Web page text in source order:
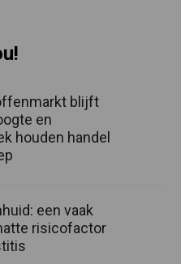
blijft
en
houden handel
een vaak
risicofactor